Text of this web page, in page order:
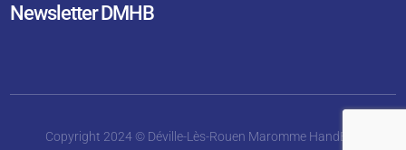
Newsletter DMHB
Copyright 2024 © Déville-Lès-Rouen Maromme HandBall